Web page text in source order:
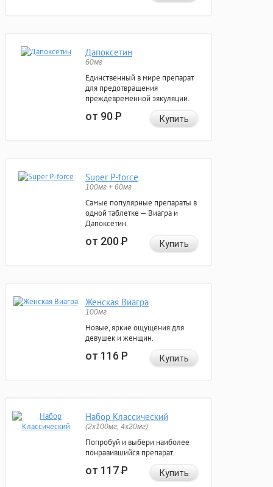
Дапоксетин
60мг
Единственный в мире препарат
для предотвращения
преждевременной эякуляции.
от 90Р Купить
Super P-force
100мг + 60мг
Самые популярные препараты в
одной таблетке — Виагра и
Дапоксетин.
от 200Р Купить
Женская Виагра
100мг
Новые, яркие ощущения для
девушек и женщин.
от 116Р Купить
Набор Классический
(2x100мг, 4x20мг)
Попробуй и выбери наиболее
понравившийся препарат.
от 117Р Купить